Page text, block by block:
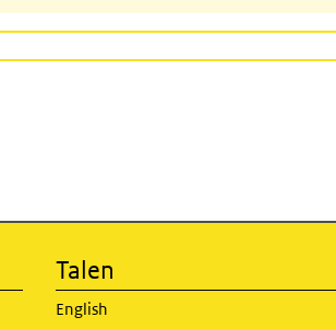
Talen
English